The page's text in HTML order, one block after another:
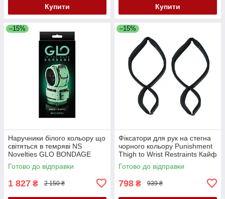
Купити Купити
–15%
Наручники білого кольору що
світяться в темряві NS
Novelties GLO BONDAGE
Кайф
Готово до відправки
1 827 ₴ 2 150 ₴
–15%
Фіксатори для рук на стегна
чорного кольору Punishment
Thigh to Wrist Restraints Кайф
Готово до відправки
798 ₴ 939 ₴